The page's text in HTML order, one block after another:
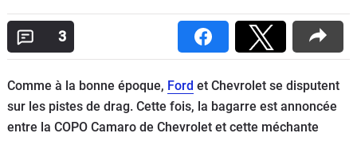
Electriques
Utilitaires
Flottes
3
Comme à la bonne époque, Ford et Chevrolet se disputent
sur les pistes de drag. Cette fois, la bagarre est annoncée
entre la COPO Camaro de Chevrolet et cette méchante